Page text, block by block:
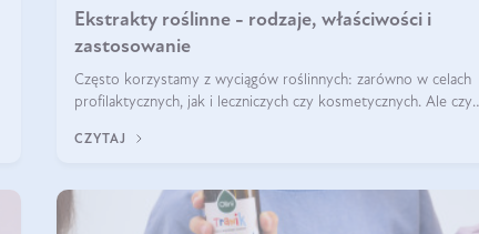
Ekstrakty roślinne - rodzaje, właściwości i
zastosowanie
Często korzystamy z wyciągów roślinnych: zarówno w celach
profilaktycznych, jak i leczniczych czy kosmetycznych. Ale czy
tych substancji z roślin?
CZYTAJ